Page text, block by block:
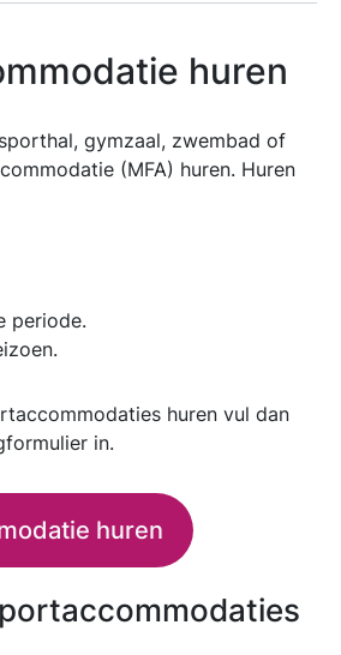
huren
gymzaal, zwembad of
(MFA) huren. Huren
periode.
huren vul dan
in.
huren